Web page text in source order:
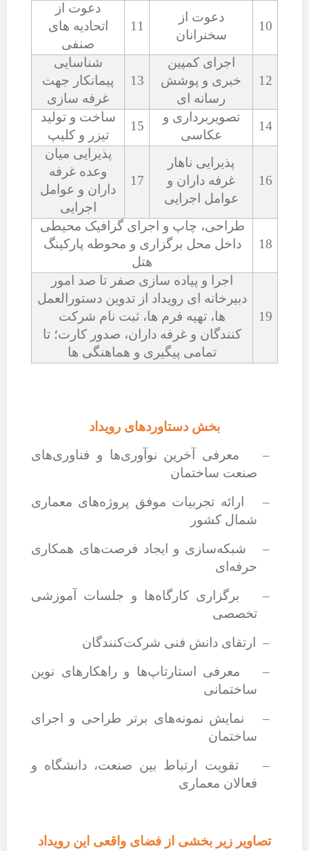
10
دعوت از
سخنرانان
11
دعوت از
اتحادیه های
صنفی
12
اجرای کمپین
خبری و پوشش
رسانه ای
13
شناسایی
پیمانکار جهت
غرفه سازی
14
تصویربرداری و
عکاسی
15
ساخت و تولید
تیزر و کلیپ
16
پذیرایی ناهار
غرفه داران و
عوامل اجرایی
17
پذیرایی میان
وعده غرفه
داران و عوامل
اجرایی
18
طراحی، چاپ و اجرای گرافیک محیطی
داخل محل برگزاری و محوطه پارکینگ
هتل
19
اجرا و پیاده سازی صفر تا صد امور
دبیرخانه ­ای رویداد از تدوین دستورالعمل
­ها، تهیه فرم­ ها، ثبت نام شرکت
کنندگان و غرفه داران، صدور کارت؛ تا
تمامی پیگیری و هماهنگی ها
بخش دستاوردهای رویداد
–
معرفی آخرین نوآوری‌ها و فناوری‌های
صنعت ساختمان
–
ارائه تجربیات موفق پروژه‌های معماری
شمال کشور
–
شبکه‌سازی و ایجاد فرصت‌های همکاری
حرفه‌ای
–
برگزاری کارگاه‌ها و جلسات آموزشی
تخصصی
–
ارتقای دانش فنی شرکت‌کنندگان
–
معرفی استارتاپ‌ها و راهکارهای نوین
ساختمانی
–
نمایش نمونه‌های برتر طراحی و اجرای
ساختمان
–
تقویت ارتباط بین صنعت، دانشگاه و
فعالان معماری
تصاویر زیر بخشی از فضای واقعی این رویداد